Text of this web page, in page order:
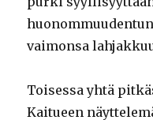
vaimonsa
Toisessa yhtä
Kaitueen